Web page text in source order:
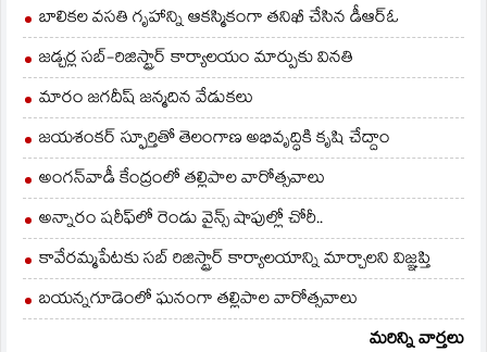
బాలికల వసతి గృహాన్ని ఆకస్మికంగా తనిఖీ చేసిన డీఆర్ఓ
జడ్చర్ల సబ్-రిజిస్ట్రార్ కార్యాలయం మార్పుకు వినతి
మారం జగదీష్ జన్మదిన వేడుకలు
జయశంకర్ స్ఫూర్తితో తెలంగాణ అభివృద్ధికి కృషి చేద్దాం
అంగన్‌వాడీ కేంద్రంలో తల్లిపాల వారోత్సవాలు
అన్నారం షరీఫ్‌లో రెండు వైన్స్ షాపుల్లో చోరీ..
కావేరమ్మపేటకు సబ్ రిజిస్ట్రార్ కార్యాలయాన్ని మార్చాలని విజ్ఞప్తి
బయన్నగూడెంలో ఘనంగా తల్లిపాల వారోత్సవాలు
మరిన్ని వార్తలు